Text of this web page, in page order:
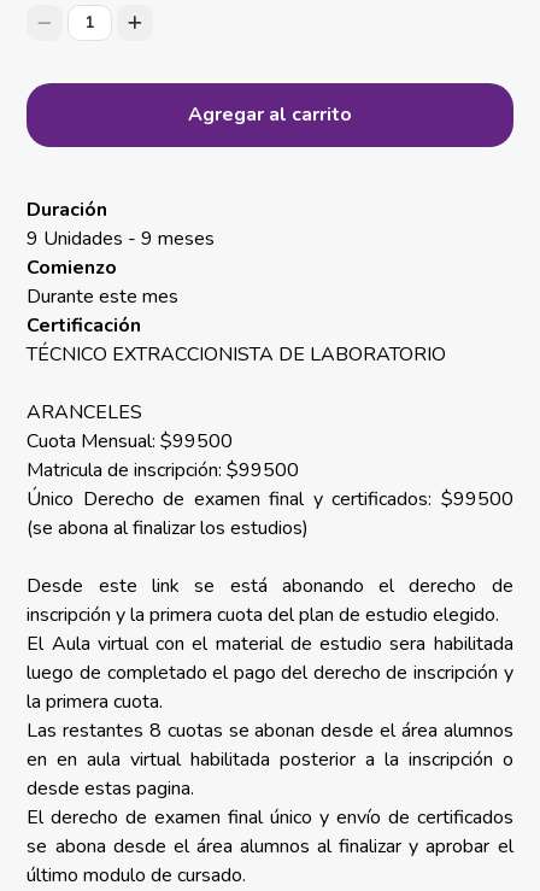
1
Agregar al carrito
Duración
9 Unidades - 9 meses
Comienzo
Durante este mes
Certificación
TÉCNICO EXTRACCIONISTA DE LABORATORIO
ARANCELES
Cuota Mensual: $99500
Matricula de inscripción: $99500
Único Derecho de examen final y certificados: $99500
(se abona al finalizar los estudios)
Desde este link se está abonando el derecho de
inscripción y la primera cuota del plan de estudio elegido.
El Aula virtual con el material de estudio sera habilitada
luego de completado el pago del derecho de inscripción y
la primera cuota.
Las restantes 8 cuotas se abonan desde el área alumnos
en en aula virtual habilitada posterior a la inscripción o
desde estas pagina.
El derecho de examen final único y envío de certificados
se abona desde el área alumnos al finalizar y aprobar el
último modulo de cursado.